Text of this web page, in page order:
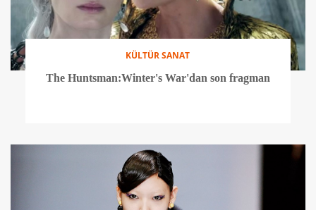
KÜLTÜR SANAT
The Huntsman:Winter's War'dan son fragman